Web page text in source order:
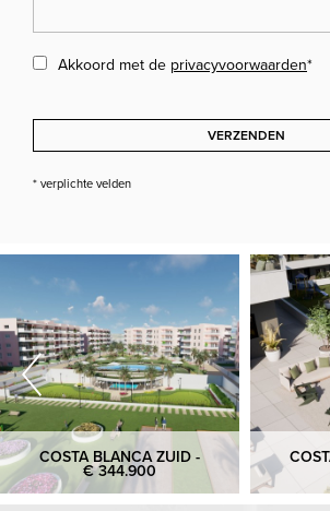
Akkoord met de privacyvoorwaarden*
VERZENDEN
* verplichte velden
COSTA BLANCA ZUID -
€ 344.900